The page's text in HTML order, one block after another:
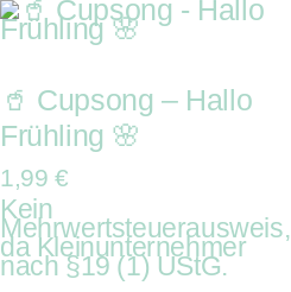
🥤 Cupsong – Hallo
Frühling 🌸
1,99€
Kein
Mehrwertsteuerausweis,
da Kleinunternehmer
nach §19 (1) UStG.